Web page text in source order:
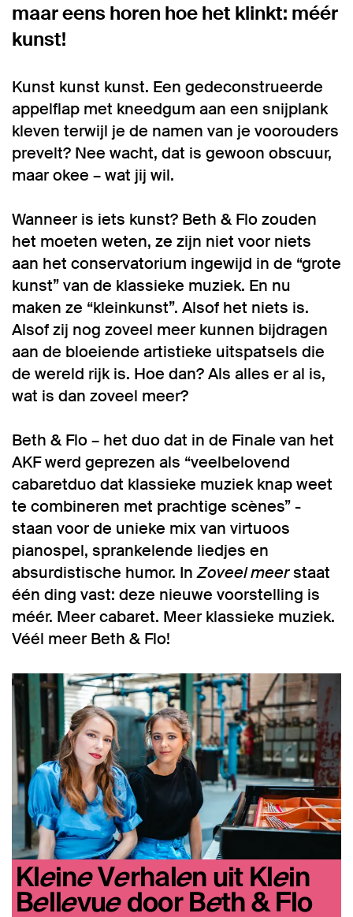
maar eens horen hoe het klinkt: méér
kunst!
Kunst kunst kunst. Een gedeconstrueerde
appelflap met kneedgum aan een snijplank
kleven terwijl je de namen van je voorouders
prevelt? Nee wacht, dat is gewoon obscuur,
maar okee – wat jij wil.
Wanneer is iets kunst? Beth & Flo zouden
het moeten weten, ze zijn niet voor niets
aan het conservatorium ingewijd in de “grote
kunst” van de klassieke muziek. En nu
maken ze “kleinkunst”. Alsof het niets is.
Alsof zij nog zoveel meer kunnen bijdragen
aan de bloeiende artistieke uitspatsels die
de wereld rijk is. Hoe dan? Als alles er al is,
wat is dan zoveel meer?
Beth & Flo – het duo dat in de Finale van het
AKF werd geprezen als “veelbelovend
cabaretduo dat klassieke muziek knap weet
te combineren met prachtige scènes” -
staan voor de unieke mix van virtuoos
pianospel, sprankelende liedjes en
absurdistische humor. InZoveel meerstaat
één ding vast: deze nieuwe voorstelling is
méér. Meer cabaret. Meer klassieke muziek.
Véél meer Beth & Flo!
Kleine Verhalen uit Klein
Bellevue door Beth & Flo